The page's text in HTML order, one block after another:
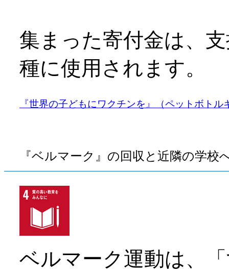
集まった寄付金は、
種に使用されます。​
『世界の子どもにワクチンを』（ペットボト
『ベルマーク』の回収と近隣の学校
ベルマーク運動は、